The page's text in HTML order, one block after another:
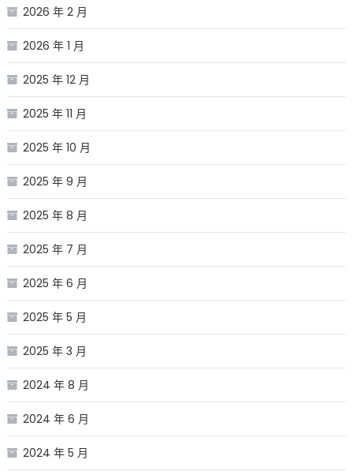
2026 年 2 月
2026 年 1 月
2025 年 12 月
2025 年 11 月
2025 年 10 月
2025 年 9 月
2025 年 8 月
2025 年 7 月
2025 年 6 月
2025 年 5 月
2025 年 3 月
2024 年 8 月
2024 年 6 月
2024 年 5 月